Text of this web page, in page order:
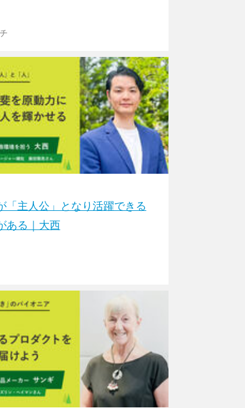
「主人公」となり活躍できる
ある｜大西